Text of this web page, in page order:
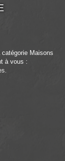
Maisons
à vous :